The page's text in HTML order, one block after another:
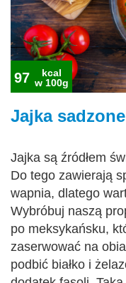
97
kcal
w 100g
Jajka
Jajka są źródłem
Do tego zawierają
wapnia, dlatego
Wybróbuj naszą
po meksykańsku,
zaserwować na
podbić białko i